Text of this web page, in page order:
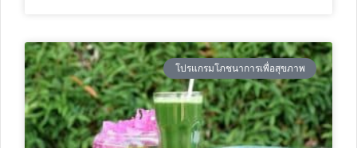
โปรแกรมโภชนาการเพื่อสุขภาพ